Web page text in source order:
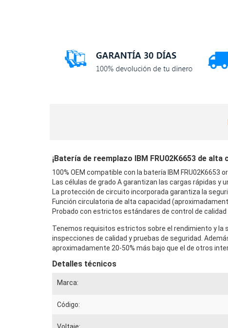
¡Batería de reemplazo IBM FRU02K6653 de
100% OEM compatible con la batería IBM FRU02K6653
Las células de grado A garantizan las cargas rápidas y
La protección de circuito incorporada garantiza la
Función circulatoria de alta capacidad
Probado con estrictos estándares de control de
Tenemos requisitos estrictos sobre el rendimiento y la
inspecciones de calidad y pruebas de seguridad.
aproximadamente 20-50% más bajo que el de otros
Detalles técnicos
Marca:
Código: